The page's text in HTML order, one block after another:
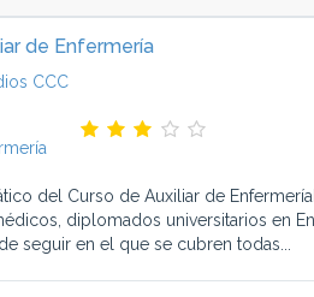
de Enfermería
CCC
del Curso de Auxiliar de
diplomados universitarios en
seguir en el que se cubren todas...